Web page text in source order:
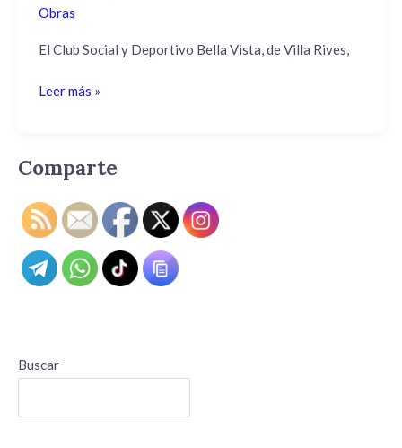
Obras
El Club Social y Deportivo Bella Vista, de Villa Rives,
Larrea»
Leer más »
Comparte
Buscar